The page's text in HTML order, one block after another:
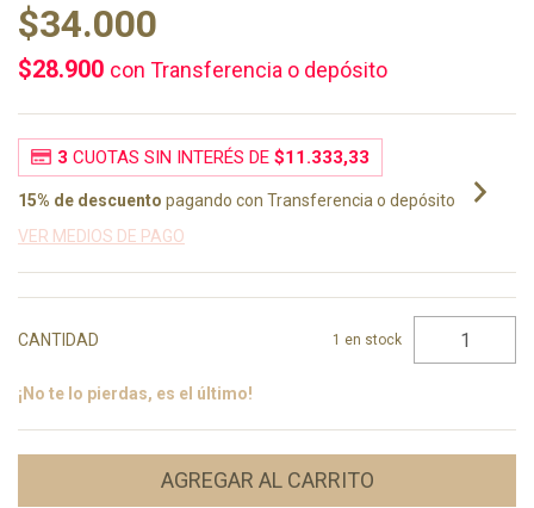
$34.000
$28.900 con Transferencia o depósito
3 CUOTAS SIN INTERÉS DE $11.333,33
15% de descuento pagando con Transferencia o depósito
VER MEDIOS DE PAGO
CANTIDAD 1 en stock
¡No te lo pierdas, es el último!